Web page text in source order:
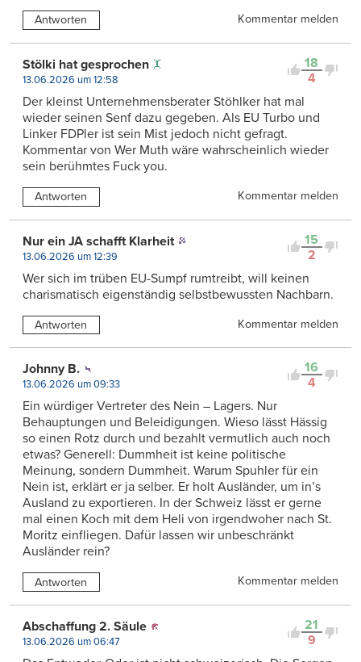
Antworten Kommentar melden
18
4
Stölki hat gesprochen
13.06.2026 um 12:58
Der kleinst Unternehmensberater Stöhlker hat mal
wieder seinen Senf dazu gegeben. Als EU Turbo und
Linker FDPler ist sein Mist jedoch nicht gefragt.
Kommentar von Wer Muth wäre wahrscheinlich wieder
sein berühmtes Fuck you.
Antworten Kommentar melden
15
2
Nur ein JA schafft Klarheit
13.06.2026 um 12:39
Wer sich im trüben EU-Sumpf rumtreibt, will keinen
charismatisch eigenständig selbstbewussten Nachbarn.
Antworten Kommentar melden
16
4
Johnny B.
13.06.2026 um 09:33
Ein würdiger Vertreter des Nein – Lagers. Nur
Behauptungen und Beleidigungen. Wieso lässt Hässig
so einen Rotz durch und bezahlt vermutlich auch noch
etwas? Generell: Dummheit ist keine politische
Meinung, sondern Dummheit. Warum Spuhler für ein
Nein ist, erklärt er ja selber. Er holt Ausländer, um in’s
Ausland zu exportieren. In der Schweiz lässt er gerne
mal einen Koch mit dem Heli von irgendwoher nach St.
Moritz einfliegen. Dafür lassen wir unbeschränkt
Ausländer rein?
Antworten Kommentar melden
21
9
Abschaffung 2. Säule
13.06.2026 um 06:47